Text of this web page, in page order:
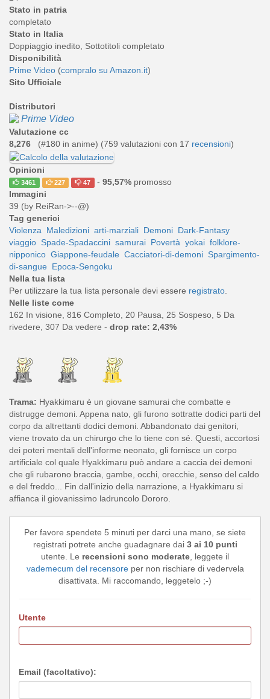
Stato in patria
completato
Stato in Italia
Doppiaggio inedito, Sottotitoli completato
Disponibilità
Prime Video (compralo su Amazon.it)
Sito Ufficiale
Distributori
Prime Video
Valutazione cc
8,276
(#180 in anime) (759 valutazioni con 17 recensioni)
Opinioni
3461 227 47 - 95,57%promosso
Immagini
39 (by ReiRan->--@)
Tag generici
Violenza
Maledizioni arti-marziali Demoni Dark-Fantasy
viaggio Spade-Spadaccini samurai Povertà yokai folklore-
nipponico Giappone-feudale Cacciatori-di-demoni Spargimento-
di-sangue Epoca-Sengoku
Nella tua lista
Per utilizzare la tua lista personale devi essere registrato
Nelle liste come
162 In visione, 816 Completo, 20 Pausa, 25 Sospeso, 5 Da
rivedere, 307 Da vedere - drop rate: 2,43%
Trama: Hyakkimaru è un giovane samurai che combatte e
distrugge demoni. Appena nato, gli furono sottratte dodici parti del
corpo da altrettanti dodici demoni. Abbandonato dai genitori,
viene trovato da un chirurgo che lo tiene con sé. Questi, accortosi
dei poteri mentali dell'informe neonato, gli fornisce un corpo
artificiale col quale Hyakkimaru può andare a caccia dei demoni
che gli rubarono braccia, gambe, occhi, orecchie, senso del caldo
e del freddo... Fin dall'inizio della narrazione, a Hyakkimaru si
affianca il giovanissimo ladruncolo Dororo.
Per favore spendete 5 minuti per darci una mano, se siete
registrati potrete anche guadagnare dai 3 ai 10 punti
utente. Le recensioni sono moderate, leggete il
vademecum del recensoreper non rischiare di vedervela
disattivata. Mi raccomando, leggetelo ;-)
Utente
Email (facoltativo):